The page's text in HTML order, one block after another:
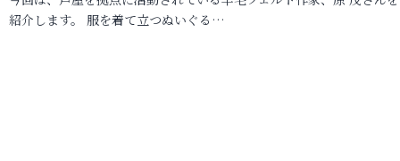
紹介します。 服を着て立つぬいぐる…